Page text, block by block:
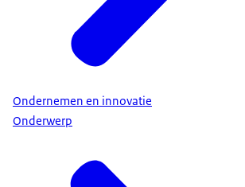
Ondernemen en innovatie
Onderwerp